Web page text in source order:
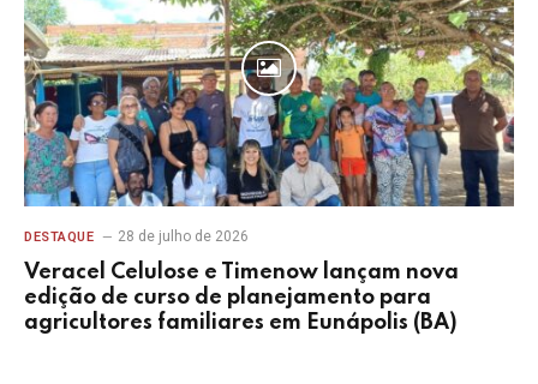
DESTAQUE 28 de julho de 2026
Veracel Celulose e Timenow lançam nova
edição de curso de planejamento para
agricultores familiares em Eunápolis (BA)